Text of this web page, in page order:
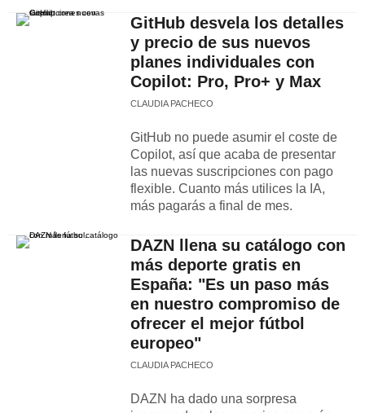
GitHub desvela los detalles
y precio de sus nuevos
planes individuales con
Copilot: Pro, Pro+ y Max
CLAUDIA PACHECO
GitHub no puede asumir el coste de
Copilot, así que acaba de presentar
las nuevas suscripciones con pago
flexible. Cuanto más utilices la IA,
más pagarás a final de mes.
DAZN llena su catálogo con
más deporte gratis en
España: "Es un paso más
en nuestro compromiso de
ofrecer el mejor fútbol
europeo"
CLAUDIA PACHECO
DAZN ha dado una sorpresa